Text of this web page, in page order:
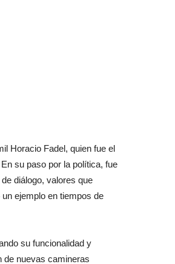
Horacio Fadel, quien fue el
su paso por la política, fue
diálogo, valores que
ejemplo en tiempos de
su funcionalidad y
de nuevas camineras